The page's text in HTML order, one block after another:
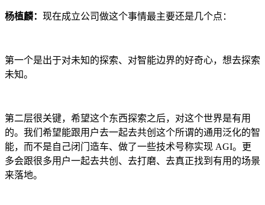
杨植麟： 现在成立公司做这个事情最主要还是几个点：
第一个是出于对未知的探索、对智能边界的好奇心，想去探索
未知。
第二层很关键，希望这个东西探索之后，对这个世界是有用
的。我们希望能跟用户去一起去共创这个所谓的通用泛化的智
能，而不是自己闭门造车、做了一些技术号称实现 AGI。更
多会跟很多用户一起去共创、去打磨、去真正找到有用的场景
来落地。